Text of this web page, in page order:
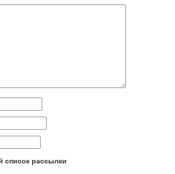
список рассылки